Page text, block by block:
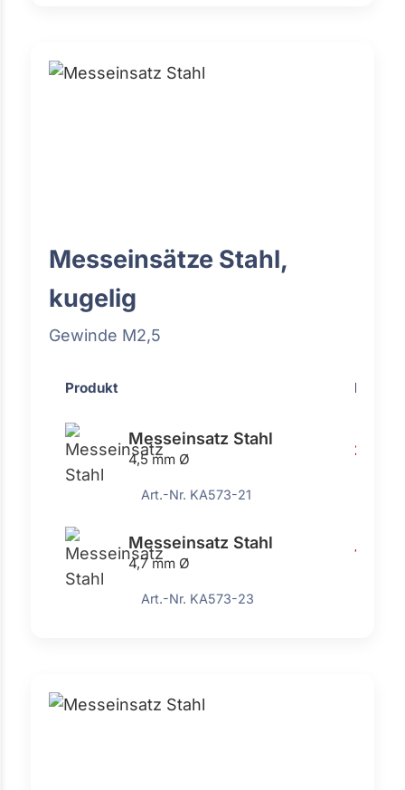
Messeinsätze Stahl,
kugelig
Gewinde M2,5
Produkt Preis
Messeinsatz Stahl
4,5 mm Ø
2,89 €
Art.-Nr. KA573-21
Messeinsatz Stahl
4,7 mm Ø
1,10 €
Art.-Nr. KA573-23